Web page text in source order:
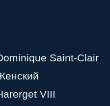
Saint-Clair
VIII